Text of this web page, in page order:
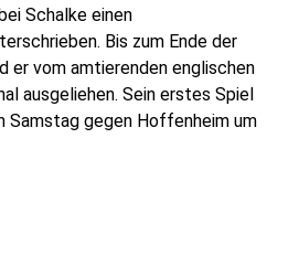
Schalke einen
Bis zum Ende der
er vom amtierenden englischen
ausgeliehen. Sein erstes Spiel
Samstag gegen Hoffenheim um